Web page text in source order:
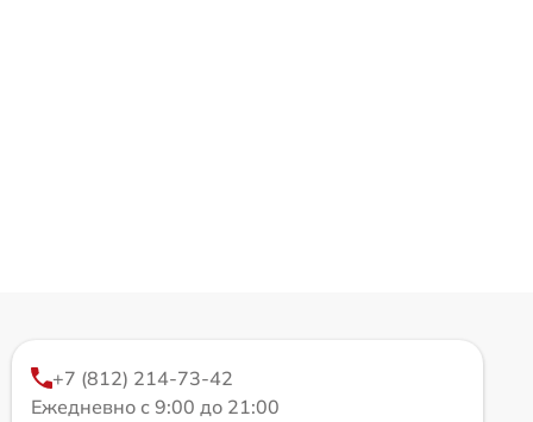
+7 (812) 214-73-42
Ежедневно с 9:00 до 21:00